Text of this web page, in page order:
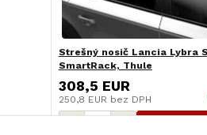
Strešný nosič Lancia Lybra
SmartRack, Thule
308,5 EUR
250,8 EUR bez DPH